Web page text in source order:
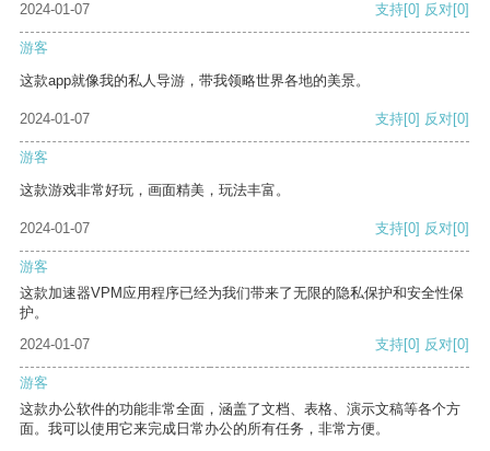
2024-01-07 支持[0] 反对[0]
游客
这款app就像我的私人导游，带我领略世界各地的美景。
2024-01-07 支持[0] 反对[0]
游客
这款游戏非常好玩，画面精美，玩法丰富。
2024-01-07 支持[0] 反对[0]
游客
这款加速器VPM应用程序已经为我们带来了无限的隐私保护和安全性保
护。
2024-01-07
支持[0] 反对[0]
游客
这款办公软件的功能非常全面，涵盖了文档、表格、演示文稿等各个方
面。我可以使用它来完成日常办公的所有任务，非常方便。